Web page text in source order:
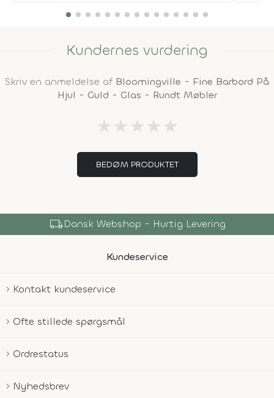
Kundernes vurdering
Skriv en anmeldelse af Bloomingville - Fine Barbord På
Hjul - Guld - Glas - Rundt Møbler
★ ★ ★ ★ ★
BEDØM PRODUKTET
local_shippingDansk Webshop - Hurtig Levering
Kundeservice
Kontakt kundeservice
Ofte stillede spørgsmål
Ordrestatus
Nyhedsbrev